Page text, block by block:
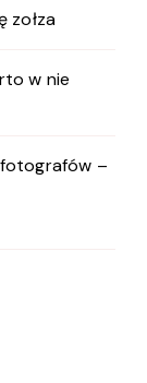
zołza
w nie
–